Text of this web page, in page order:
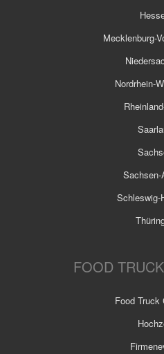
Mecklenburg-
Nordrhein-
Sachsen-
Schleswig-
FOOD
Food Truck